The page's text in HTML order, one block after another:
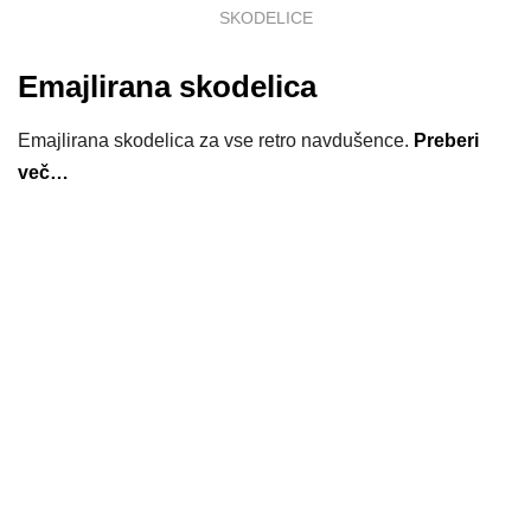
SKODELICE
Emajlirana skodelica
Emajlirana skodelica za vse retro navdušence. Preberi
več…